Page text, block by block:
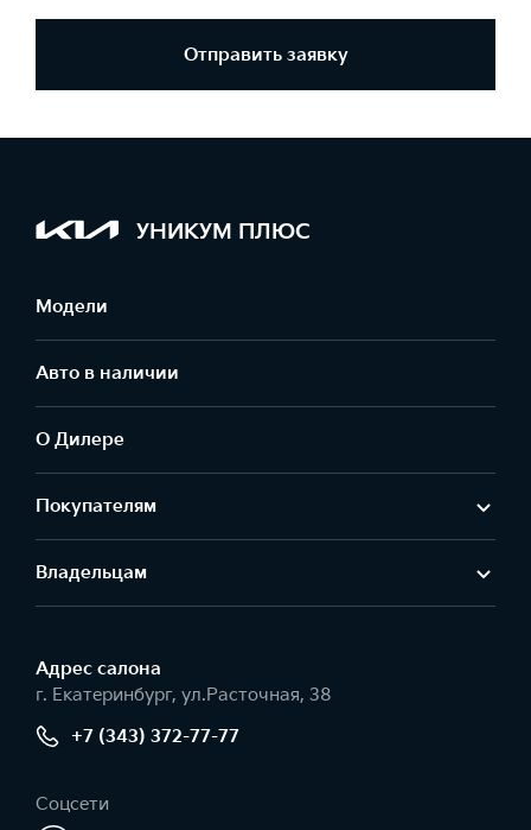
Отправить заявку
УНИКУМ ПЛЮС
Модели
Авто в наличии
О Дилере
Покупателям
Владельцам
Адрес салонa
г. Екатеринбург, ул.Расточная, 38
+7 (343) 372-77-77
Соцсети